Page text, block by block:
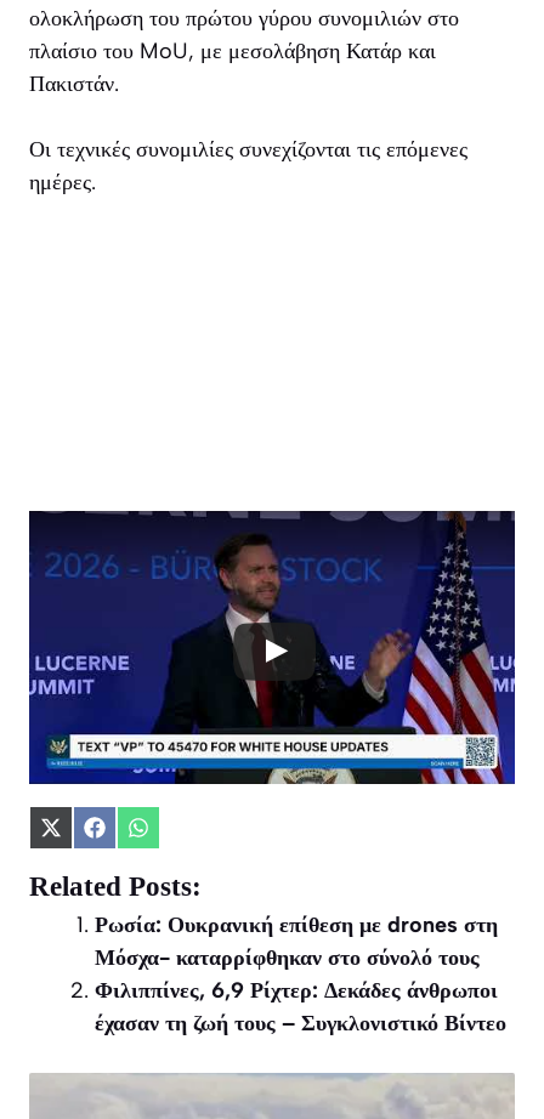
ολοκλήρωση του πρώτου γύρου συνομιλιών στο
πλαίσιο του MoU, με μεσολάβηση Κατάρ και
Πακιστάν.
Οι τεχνικές συνομιλίες συνεχίζονται τις επόμενες
ημέρες.
Share
X
(Twitter)
Share
Facebook
Share
WhatsApp
Related Posts:
Ρωσία: Ουκρανική επίθεση με drones στη
Μόσχα- καταρρίφθηκαν στο σύνολό τους
Φιλιππίνες, 6,9 Ρίχτερ: Δεκάδες άνθρωποι
έχασαν τη ζωή τους – Συγκλονιστικό Βίντεο